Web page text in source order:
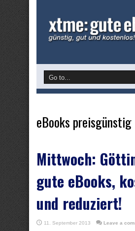
eBooks preisgünstig
Mittwoch:
gute eBooks,
und reduziert!
11. September 2013 Leave a